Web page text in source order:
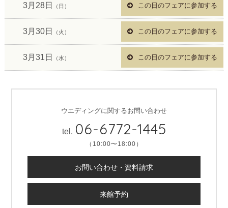
3月28日 （日） この日のフェアに参加する
3月30日 （火） この日のフェアに参加する
3月31日 （水） この日のフェアに参加する
ウエディングに関するお問い合わせ
tel. 06-6772-1445
（10:00〜18:00）
お問い合わせ・資料請求
来館予約